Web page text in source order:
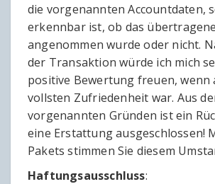
die vorgenannten Accountdaten,
erkennbar ist, ob das
angenommen wurde oder nicht.
der Transaktion würde ich mich
positive Bewertung freuen, wenn
vollsten Zufriedenheit war. Aus
vorgenannten Gründen ist ein
eine Erstattung ausgeschlossen!
Pakets stimmen Sie diesem
Haftungsausschluss: